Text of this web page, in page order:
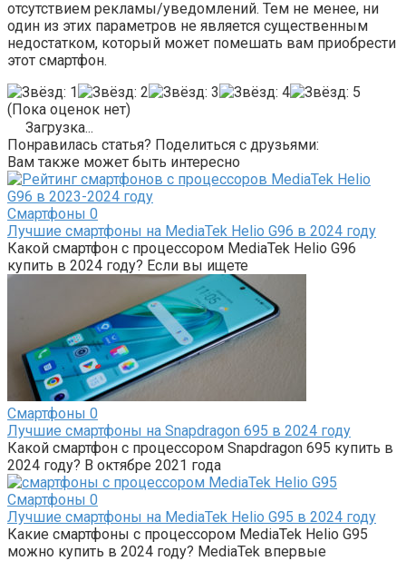
отсутствием рекламы/уведомлений. Тем не менее, ни
один из этих параметров не является существенным
недостатком, который может помешать вам приобрести
этот смартфон.
(Пока оценок нет)
Загрузка...
Понравилась статья? Поделиться с друзьями:
Вам также может быть интересно
Смартфоны 0
Лучшие смартфоны на MediaTek Helio G96 в 2024 году
Какой смартфон с процессором MediaTek Helio G96
купить в 2024 году? Если вы ищете
Смартфоны 0
Лучшие смартфоны на Snapdragon 695 в 2024 году
Какой смартфон с процессором Snapdragon 695 купить в
2024 году? В октябре 2021 года
Смартфоны 0
Лучшие смартфоны на MediaTek Helio G95 в 2024 году
Какие смартфоны с процессором MediaTek Helio G95
можно купить в 2024 году? MediaTek впервые